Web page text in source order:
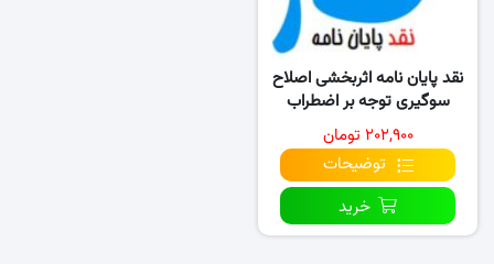
نقد پایان نامه اثربخشی اصلاح
سوگیری توجه بر اضطراب
اجتماعی و بازداری …
۲۰۲,۹۰۰ تومان
توضیحات
خرید